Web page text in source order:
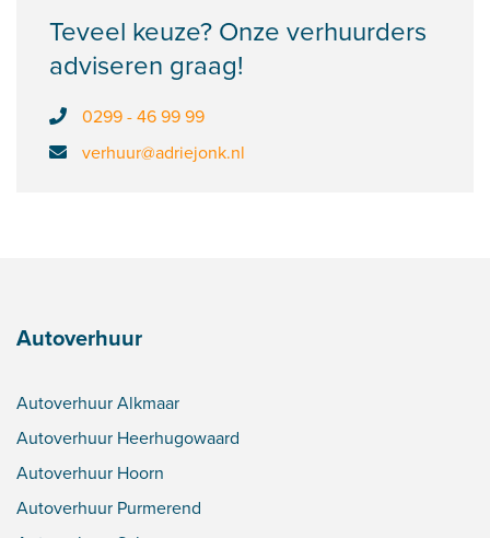
Teveel keuze? Onze verhuurders
adviseren graag!
0299 - 46 99 99
verhuur@adriejonk.nl
Autoverhuur
Autoverhuur Alkmaar
Autoverhuur Heerhugowaard
Autoverhuur Hoorn
Autoverhuur Purmerend